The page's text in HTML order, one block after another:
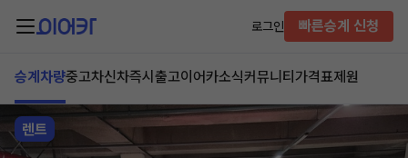
로그인 빠른승계 신청
승계차량중고차신차즉시출고이어카소식커뮤니티 가격표제원
렌트